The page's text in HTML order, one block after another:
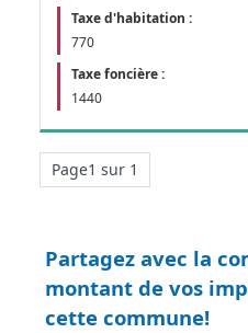
Taxe d'habitation :
770
Taxe foncière :
1440
Page1 sur 1
Partagez avec la
montant de vos
cette commune!